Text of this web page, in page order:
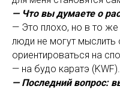
— Что вы думаете о
— Это плохо, но в то же
люди не могут мыслить
ориентироваться на
— на будо каратэ (KWF).
— Последний вопрос: